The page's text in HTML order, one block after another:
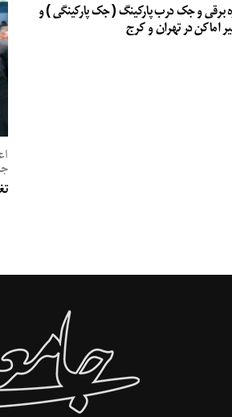
برقی و جک درب پارکینگ ( جک پارکینگی ) و
اماکن در تهران و کرج